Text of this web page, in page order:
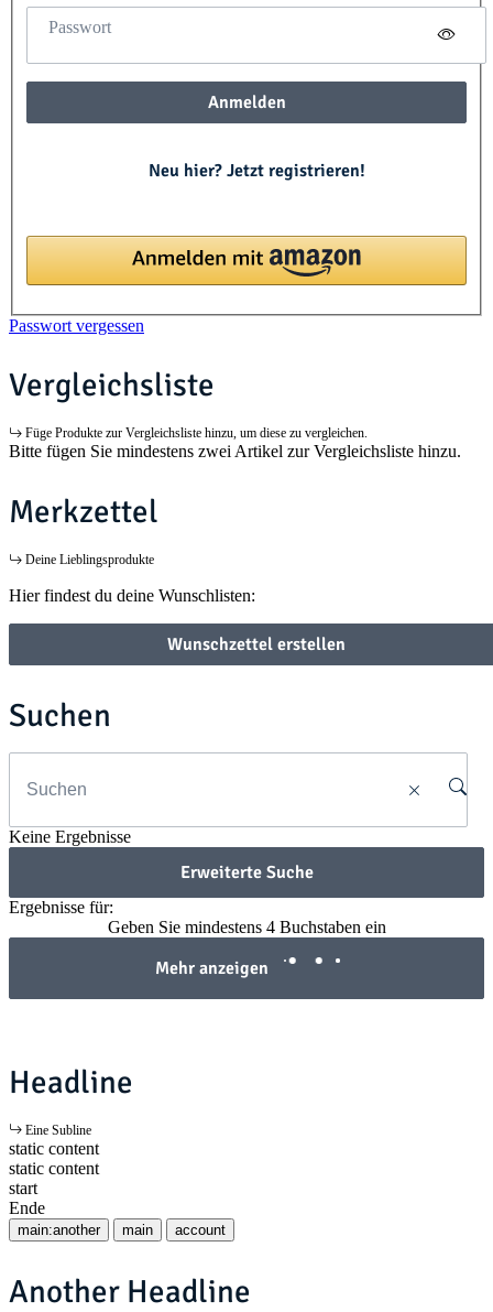
Passwort
Anmelden
Neu hier? Jetzt registrieren!
Passwort vergessen
Vergleichsliste
Füge Produkte zur Vergleichsliste hinzu, um diese zu vergleichen.
Bitte fügen Sie mindestens zwei Artikel zur Vergleichsliste hinzu.
Merkzettel
Deine Lieblingsprodukte
Hier findest du deine Wunschlisten:
Wunschzettel erstellen
Suchen
Keine Ergebnisse
Erweiterte Suche
Ergebnisse für:
Geben Sie mindestens 4 Buchstaben ein
Mehr anzeigen
Headline
Eine Subline
static content
static content
start
Ende
main:another main account
Another Headline